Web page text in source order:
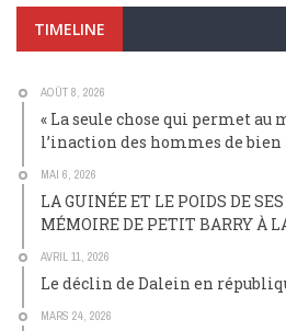
TIMELINE
AOÛT 8, 2026
« La seule chose qui permet au
l’inaction des hommes de bien
MAI 6, 2026
LA GUINÉE ET LE POIDS DE
MÉMOIRE DE PETIT BARRY À
AVRIL 11, 2026
Le déclin de Dalein en
MARS 24, 2026